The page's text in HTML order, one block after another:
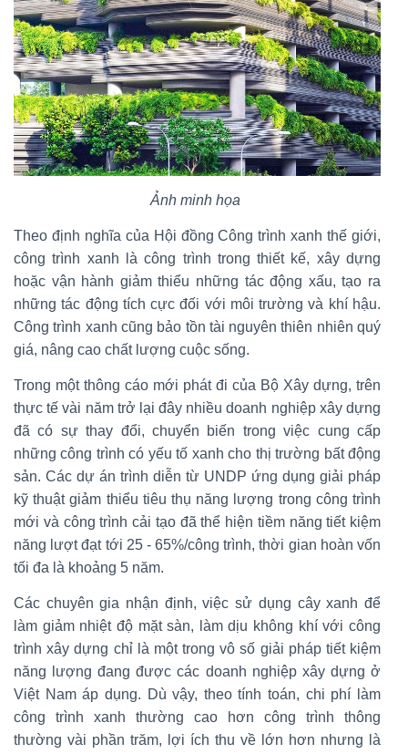
Ảnh minh họa
Theo định nghĩa của Hội đồng Công trình xanh thế giới,
công trình xanh là công trình trong thiết kế, xây dựng
hoặc vận hành giảm thiểu những tác động xấu, tạo ra
những tác động tích cực đối với môi trường và khí hậu.
Công trình xanh cũng bảo tồn tài nguyên thiên nhiên quý
giá, nâng cao chất lượng cuộc sống.
Trong một thông cáo mới phát đi của Bộ Xây dựng, trên
thực tế vài năm trở lại đây nhiều doanh nghiệp xây dựng
đã có sự thay đổi, chuyển biến trong việc cung cấp
những công trình có yếu tố xanh cho thị trường bất động
sản. Các dự án trình diễn từ UNDP ứng dụng giải pháp
kỹ thuật giảm thiểu tiêu thụ năng lượng trong công trình
mới và công trình cải tạo đã thể hiện tiềm năng tiết kiệm
năng lượt đạt tới 25 - 65%/công trình, thời gian hoàn vốn
tối đa là khoảng 5 năm.
Các chuyên gia nhận định, việc sử dụng cây xanh để
làm giảm nhiệt độ mặt sàn, làm dịu không khí với công
trình xây dựng chỉ là một trong vô số giải pháp tiết kiệm
năng lượng đang được các doanh nghiệp xây dựng ở
Việt Nam áp dụng. Dù vậy, theo tính toán, chi phí làm
công trình xanh thường cao hơn công trình thông
thường vài phần trăm, lợi ích thu về lớn hơn nhưng là